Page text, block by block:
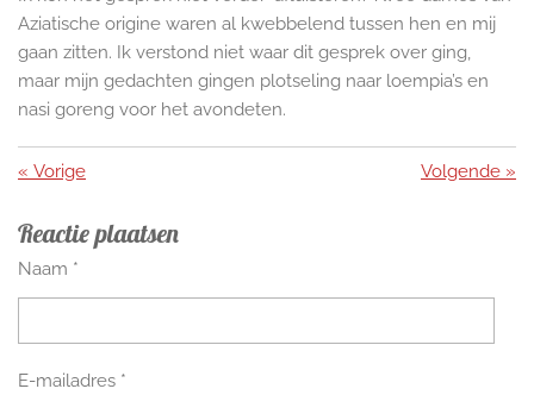
Aziatische origine waren al kwebbelend tussen hen en mij
gaan zitten. Ik verstond niet waar dit gesprek over ging,
maar mijn gedachten gingen plotseling naar loempia’s en
nasi goreng voor het avondeten.
« Vorige Volgende »
Reactie plaatsen
Naam *
E-mailadres *